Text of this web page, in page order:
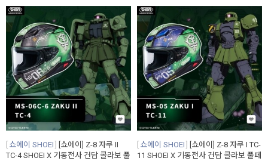
쇼에이 SHOEI
[쇼에이] Z-8 자쿠 II
TC-4 SHOEI X 기동전사 건담 콜라보 풀
쇼에이 SHOEI
[쇼에이] Z-8 자쿠 I TC-
11 SHOEI X 기동전사 건담 콜라보 풀페